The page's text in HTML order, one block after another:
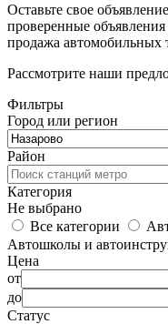
Оставьте свое
проверенные
продажа автомобильных
Рассмотрите наши
Фильтры
Город или регион
Район
Категория
Не выбрано
Все категории
Автошколы и
Цена
от
до
Статус